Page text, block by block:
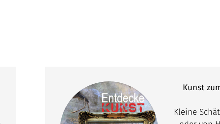
Kunst
Kleine